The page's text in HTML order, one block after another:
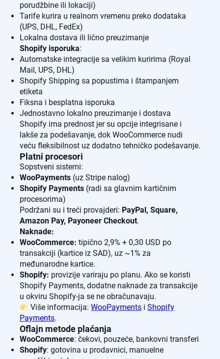
porudžbine ili lokaciji)
Tarife kurira u realnom vremenu preko dodataka
(UPS, DHL, FedEx)
Lokalna dostava ili lično preuzimanje
Shopify isporuka:
Automatske integracije sa velikim kuririma (Royal
Mail, UPS, DHL)
Shopify Shipping sa popustima i štampanjem
etiketa
Fiksna i besplatna isporuka
Jednostavno lokalno preuzimanje i dostava
Shopify ima prednost jer su opcije integrisane i
lakše za podešavanje, dok WooCommerce nudi
veću fleksibilnost uz dodatno tehničko podešavanje.
Platni procesori
Sopstveni sistemi:
WooPayments (uz Stripe nalog)
Shopify Payments (radi sa glavnim kartičnim
procesorima)
Podržani su i treći provajderi: PayPal, Square,
Amazon Pay, Payoneer Checkout.
Naknade:
WooCommerce: tipično 2,9% + 0,30 USD po
transakciji (kartice iz SAD), uz ~1% za
međunarodne kartice.
Shopify: provizije variraju po planu. Ako se koristi
Shopify Payments, dodatne naknade za transakcije
u okviru Shopify-ja se ne obračunavaju.
Više informacija:WooPayments iShopify
Payments.
Oflajn metode plaćanja
WooCommerce: čekovi, pouzeće, bankovni transferi
Shopify: gotovina u prodavnici, manuelne